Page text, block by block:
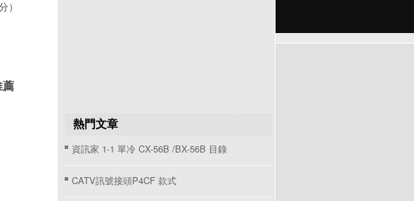
）
薦
熱門文章
資訊家 1-1 單冷 CX-56B /BX-56B 目錄
CATV訊號接頭P4CF 款式